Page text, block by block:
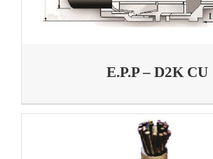
E.P.P – D2K CU